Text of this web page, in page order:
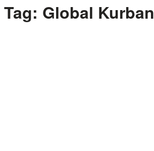
Tag: Global Kurban